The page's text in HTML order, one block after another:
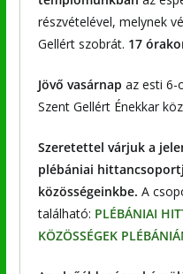
részvételével, melynek
Gellért szobrát. 17
Jövő vasárnap az esti 6-
Szent Gellért Énekkar
Szeretettel várjuk a
plébániai
közösségeinkbe. A
található: PLÉBÁNIAI
KÖZÖSSÉGEK